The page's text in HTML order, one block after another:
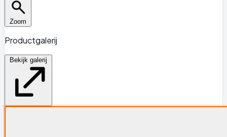
Zoom
Productgalerij
Bekijk galerij